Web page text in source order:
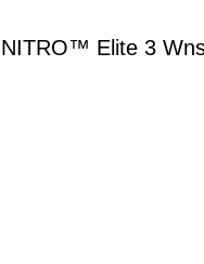
Elite 3